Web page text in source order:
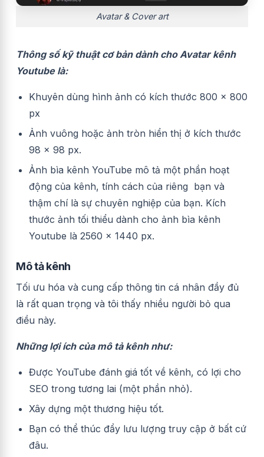
Avatar & Cover art
Thông số kỹ thuật cơ bản dành cho Avatar kênh
Youtube là:
Khuyên dùng hình ảnh có kích thước 800 x 800
px
Ảnh vuông hoặc ảnh tròn hiển thị ở kích thước
98 x 98 px.
Ảnh bìa kênh YouTube mô tả một phần hoạt
động của kênh, tính cách của riêng bạn và
thậm chí là sự chuyên nghiệp của bạn. Kích
thước ảnh tối thiểu dành cho ảnh bìa kênh
Youtube là 2560 x 1440 px.
Mô tả kênh
Tối ưu hóa và cung cấp thông tin cá nhân đầy đủ
là rất quan trọng và tôi thấy nhiều người bỏ qua
điều này.
Những lợi ích của mô tả kênh như:
Được YouTube đánh giá tốt về kênh, có lợi cho
SEO trong tương lai (một phần nhỏ).
Xây dựng một thương hiệu tốt.
Bạn có thể thúc đẩy lưu lượng truy cập ở bất cứ
đâu.